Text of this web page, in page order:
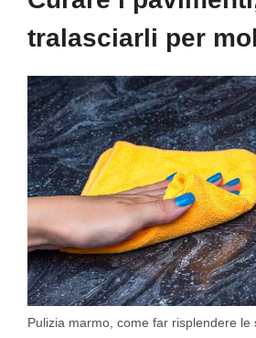
tralasciarli per
Pulizia marmo, come far risplendere le